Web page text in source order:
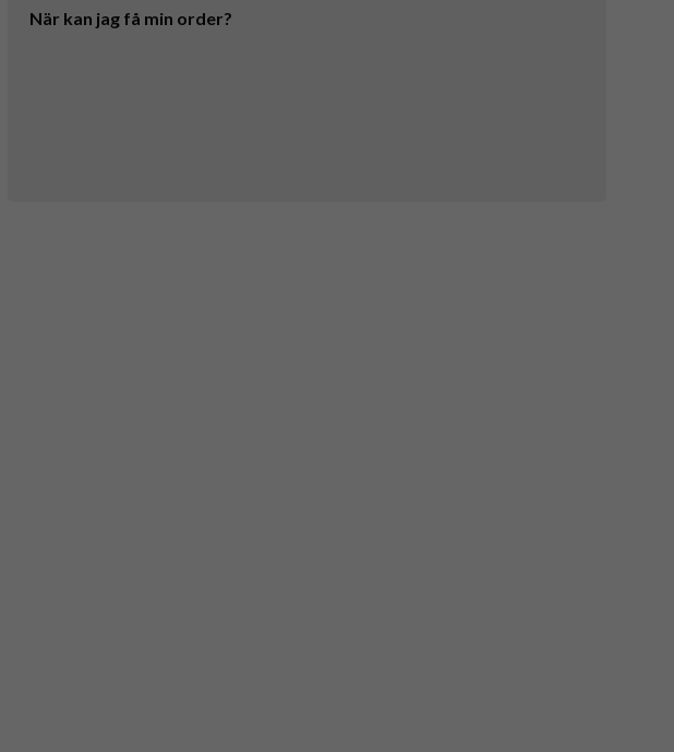
När kan jag få min order?